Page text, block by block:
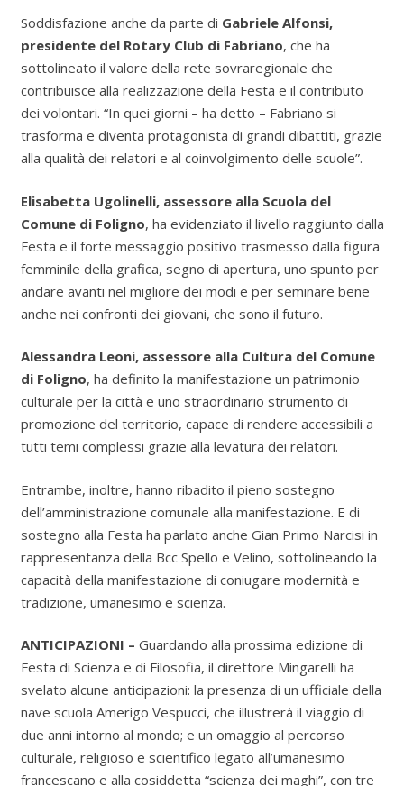
Soddisfazione anche da parte di Gabriele Alfonsi,
presidente del Rotary Club di Fabriano, che ha
sottolineato il valore della rete sovraregionale che
contribuisce alla realizzazione della Festa e il contributo
dei volontari. “In quei giorni – ha detto – Fabriano si
trasforma e diventa protagonista di grandi dibattiti, grazie
alla qualità dei relatori e al coinvolgimento delle scuole”.
Elisabetta Ugolinelli, assessore alla Scuola del
Comune di Foligno, ha evidenziato il livello raggiunto dalla
Festa e il forte messaggio positivo trasmesso dalla figura
femminile della grafica, segno di apertura, uno spunto per
andare avanti nel migliore dei modi e per seminare bene
anche nei confronti dei giovani, che sono il futuro.
Alessandra Leoni, assessore alla Cultura del Comune
di Foligno, ha definito la manifestazione un patrimonio
culturale per la città e uno straordinario strumento di
promozione del territorio, capace di rendere accessibili a
tutti temi complessi grazie alla levatura dei relatori.
Entrambe, inoltre, hanno ribadito il pieno sostegno
dell’amministrazione comunale alla manifestazione. E di
sostegno alla Festa ha parlato anche Gian Primo Narcisi in
rappresentanza della Bcc Spello e Velino, sottolineando la
capacità della manifestazione di coniugare modernità e
tradizione, umanesimo e scienza.
ANTICIPAZIONI – Guardando alla prossima edizione di
Festa di Scienza e di Filosofia, il direttore Mingarelli ha
svelato alcune anticipazioni: la presenza di un ufficiale della
nave scuola Amerigo Vespucci, che illustrerà il viaggio di
due anni intorno al mondo; e un omaggio al percorso
culturale, religioso e scientifico legato all’umanesimo
francescano e alla cosiddetta “scienza dei maghi”, con tre